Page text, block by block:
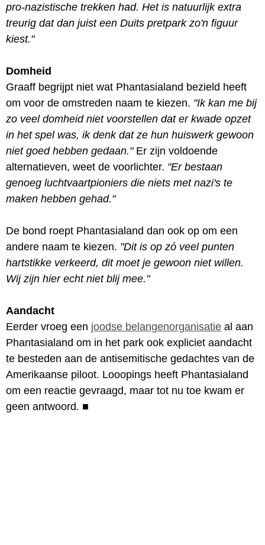
pro-nazistische trekken had. Het is natuurlijk extra
treurig dat dan juist een Duits pretpark zo'n figuur
kiest."
Domheid
Graaff begrijpt niet wat Phantasialand bezield heeft
om voor de omstreden naam te kiezen. "Ik kan me bij
zo veel domheid niet voorstellen dat er kwade opzet
in het spel was, ik denk dat ze hun huiswerk gewoon
niet goed hebben gedaan."Er zijn voldoende
alternatieven, weet de voorlichter. "Er bestaan
genoeg luchtvaartpioniers die niets met nazi's te
maken hebben gehad."
De bond roept Phantasialand dan ook op om een
andere naam te kiezen. "Dit is op zó veel punten
hartstikke verkeerd, dit moet je gewoon niet willen.
Wij zijn hier echt niet blij mee."
Aandacht
Eerder vroeg een joodse belangenorganisatie al aan
Phantasialand om in het park ook expliciet aandacht
te besteden aan de antisemitische gedachtes van de
Amerikaanse piloot. Looopings heeft Phantasialand
om een reactie gevraagd, maar tot nu toe kwam er
geen antwoord. ■